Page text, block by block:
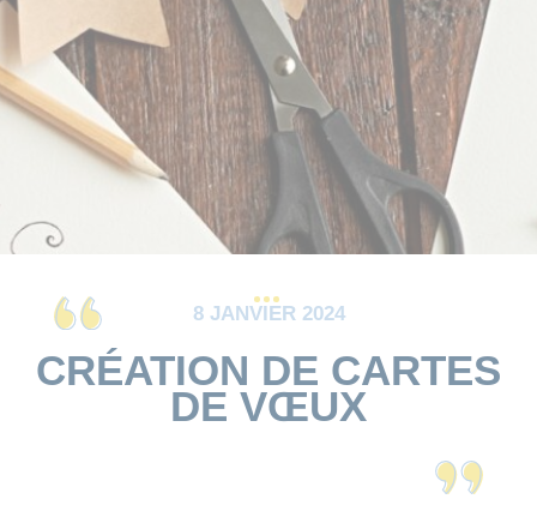
8 JANVIER 2024
CRÉATION DE CARTES
DE VŒUX